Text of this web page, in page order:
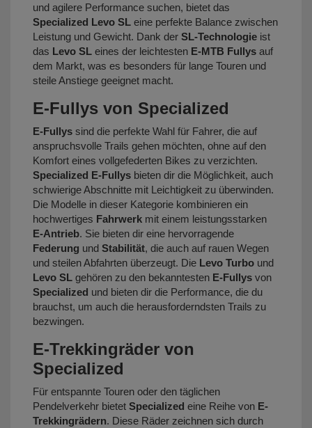
und agilere Performance suchen, bietet das
Specialized Levo SL eine perfekte Balance zwischen
Leistung und Gewicht. Dank der SL-Technologie ist
das Levo SL eines der leichtesten E-MTB Fullys auf
dem Markt, was es besonders für lange Touren und
steile Anstiege geeignet macht.
E-Fullys von Specialized
E-Fullys sind die perfekte Wahl für Fahrer, die auf
anspruchsvolle Trails gehen möchten, ohne auf den
Komfort eines vollgefederten Bikes zu verzichten.
Specialized E-Fullys bieten dir die Möglichkeit, auch
schwierige Abschnitte mit Leichtigkeit zu überwinden.
Die Modelle in dieser Kategorie kombinieren ein
hochwertiges Fahrwerk mit einem leistungsstarken
E-Antrieb. Sie bieten dir eine hervorragende
Federung und Stabilität, die auch auf rauen Wegen
und steilen Abfahrten überzeugt. Die Levo Turbo und
Levo SL gehören zu den bekanntesten E-Fullys von
Specialized und bieten dir die Performance, die du
brauchst, um auch die herausforderndsten Trails zu
bezwingen.
E-Trekkingräder von
Specialized
Für entspannte Touren oder den täglichen
Pendelverkehr bietet Specialized eine Reihe von E-
Trekkingrädern. Diese Räder zeichnen sich durch